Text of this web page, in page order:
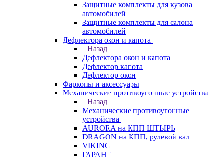
Защитные комплекты для кузова
автомобилей
Защитные комплекты для салона
автомобилей
Дефлектора окон и капота
Назад
Дефлектора окон и капота
Дефлектор капота
Дефлектор окон
Фаркопы и аксессуары
Механические противоугонные устройства
Назад
Механические противоугонные
устройства
AURORA на КПП ШТЫРЬ
DRAGON на КПП, рулевой вал
VIKING
ГАРАНТ